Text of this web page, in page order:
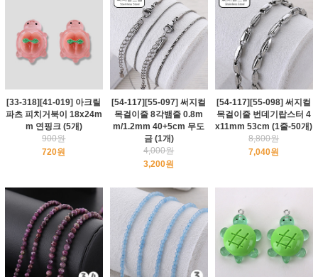
[33-318][41-019] 아크릴
파츠 피치거북이 18x24m
m 연핑크 (5개)
900원
720원
[54-117][55-097] 써지컬
목걸이줄 8각뱀줄 0.8m
m/1.2mm 40+5cm 무도
금 (1개)
4,000원
3,200원
[54-117][55-098] 써지컬
목걸이줄 번데기랍스터 4
x11mm 53cm (1줄-50개)
8,800원
7,040원